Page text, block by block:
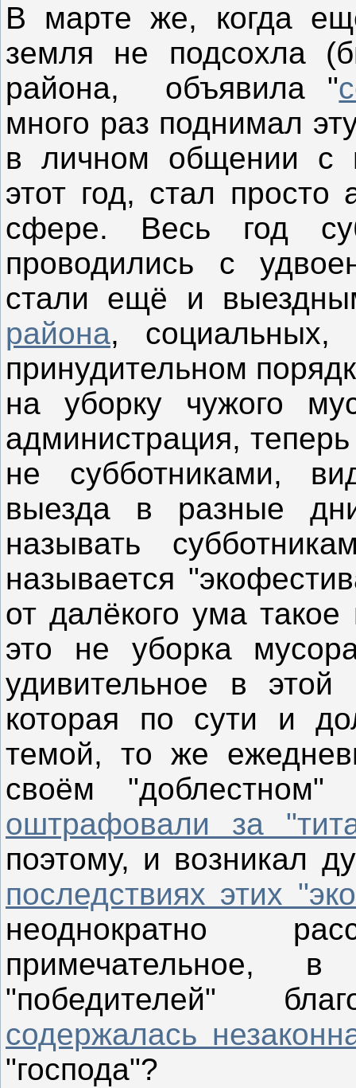
В марте же, когда
земля не подсохла
района, объявила "
много раз поднимал
в личном общении с
этот год, стал просто
сфере. Весь год
проводились с
стали ещё и
района, социальных,
принудительном
на уборку чужого
администрация,
не субботниками,
выезда в разные
называть
называется
от далёкого ума
это не уборка
удивительное в
которая по сути и
темой, то же
своём
оштрафовали за
поэтому, и возникал
последствиях этих
неоднократно
примечательное,
"победителей"
содержалась
"господа"?